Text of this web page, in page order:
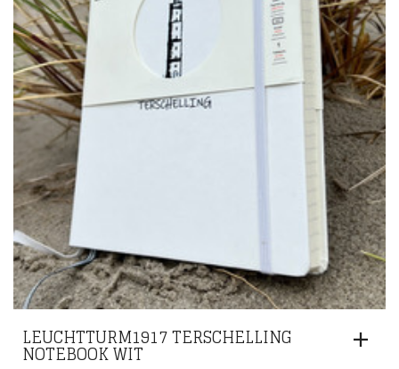
LEUCHTTURM1917 TERSCHELLING
NOTEBOOK WIT